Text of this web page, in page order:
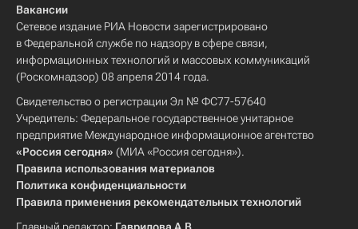
Вакансии
Сетевое издание РИА Новости зарегистрировано
в Федеральной службе по надзору в сфере связи,
информационных технологий и массовых коммуникаций
(Роскомнадзор) 08 апреля 2014 года.
Свидетельство о регистрации Эл № ФС77-57640
Учредитель: Федеральное государственное унитарное
предприятие Международное информационное агентство
«Россия сегодня» (МИА «Россия сегодня»).
Правила использования материалов
Политика конфиденциальности
Правила применения рекомендательных технологий